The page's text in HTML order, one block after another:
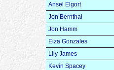
Ansel Elgort
Jon Bernthal
Jon Hamm
Eiza Gonzales
Lily James
Kevin Spacey